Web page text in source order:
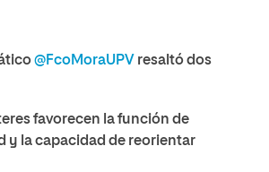
@FcoMoraUPV resaltó dos
favorecen la función de
y la capacidad de reorientar